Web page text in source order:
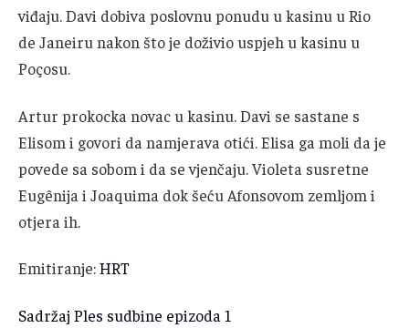
viđaju. Davi dobiva poslovnu ponudu u kasinu u Rio
de Janeiru nakon što je doživio uspjeh u kasinu u
Poçosu.
Artur prokocka novac u kasinu. Davi se sastane s
Elisom i govori da namjerava otići. Elisa ga moli da je
povede sa sobom i da se vjenčaju. Violeta susretne
Eugênija i Joaquima dok šeću Afonsovom zemljom i
otjera ih.
Emitiranje:HRT
Sadržaj Ples sudbine epizoda 1